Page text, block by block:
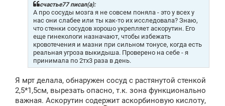
счастье77 писал(а):
А про сосуды мозга я не совсем поняла - это у всех у
нас они слабее или ты как-то их исследовала? Знаю,
что стенки сосудов хорошо укрепляет аскорутин. Его
еще гинекологи назначают, чтобы избежать
кровотечения и мазни при сильном тонусе, когда есть
реальная угроза выкидыша. Проверено на себе - я
принимала по 2тх3 раза в день.
Я мрт делала, обнаружен сосуд с растянутой стенкой
2,5*1,5см, вырезать опасно, т.к. зона функционально
важная. Аскорутин содержит аскорбиновую кислоту,